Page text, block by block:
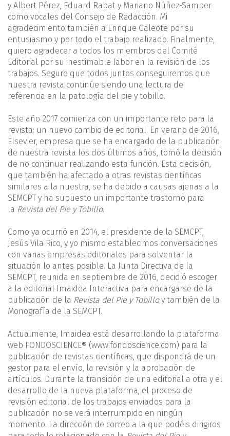
y Albert Pérez, Eduard Rabat y Mariano Núñez-Samper
como vocales del Consejo de Redacción. Mi
agradecimiento también a Enrique Galeote por su
entusiasmo y por todo el trabajo realizado. Finalmente,
quiero agradecer a todos los miembros del Comité
Editorial por su inestimable labor en la revisión de los
trabajos. Seguro que todos juntos conseguiremos que
nuestra revista continúe siendo una lectura de
referencia en la patología del pie y tobillo.
Este año 2017 comienza con un importante reto para la
revista: un nuevo cambio de editorial. En verano de 2016,
Elsevier, empresa que se ha encargado de la publicación
de nuestra revista los dos últimos años, tomó la decisión
de no continuar realizando esta función. Esta decisión,
que también ha afectado a otras revistas científicas
similares a la nuestra, se ha debido a causas ajenas a la
SEMCPT y ha supuesto un importante trastorno para
la Revista del Pie y Tobillo.
Como ya ocurrió en 2014, el presidente de la SEMCPT,
Jesús Vila Rico, y yo mismo establecimos conversaciones
con varias empresas editoriales para solventar la
situación lo antes posible. La Junta Directiva de la
SEMCPT, reunida en septiembre de 2016, decidió escoger
a la editorial Imaidea Interactiva para encargarse de la
publicación de la Revista del Pie y Tobillo y también de la
Monografía de la SEMCPT.
Actualmente, Imaidea está desarrollando la plataforma
web FONDOSCIENCE® (www.fondoscience.com) para la
publicación de revistas científicas, que dispondrá de un
gestor para el envío, la revisión y la aprobación de
artículos. Durante la transición de una editorial a otra y el
desarrollo de la nueva plataforma, el proceso de
revisión editorial de los trabajos enviados para la
publicación no se verá interrumpido en ningún
momento. La dirección de correo a la que podéis dirigiros